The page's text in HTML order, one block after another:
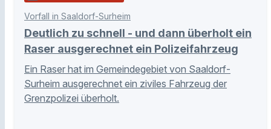
Vorfall in Saaldorf-Surheim
Deutlich zu schnell - und dann überholt ein
Raser ausgerechnet ein Polizeifahrzeug
Ein Raser hat im Gemeindegebiet von Saaldorf-
Surheim ausgerechnet ein ziviles Fahrzeug der
Grenzpolizei überholt.